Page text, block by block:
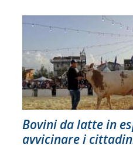
Bovini da latte in
avvicinare i